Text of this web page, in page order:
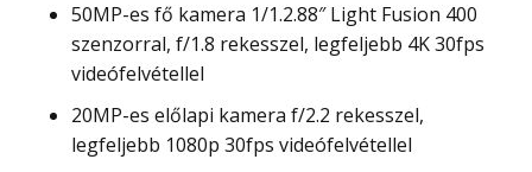
50MP-es fő kamera 1/1.2.88″ Light Fusion 400
szenzorral, f/1.8 rekesszel, legfeljebb 4K 30fps
videófelvétellel
20MP-es előlapi kamera f/2.2 rekesszel,
legfeljebb 1080p 30fps videófelvétellel